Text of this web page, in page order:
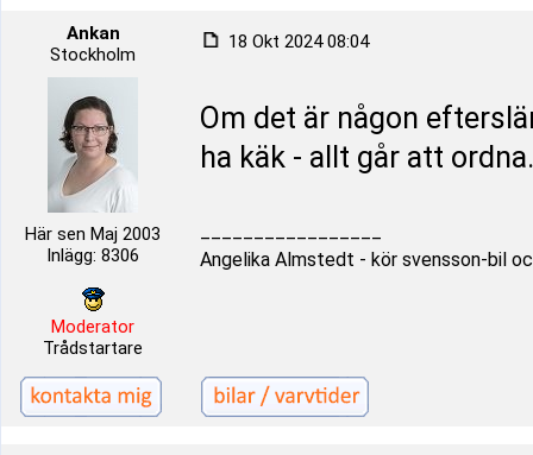
Ankan
Stockholm
Här sen Maj 2003
Inlägg: 8306
Moderator
Trådstartare
18 Okt 2024 08:04
Om det är någon
ha käk - allt går att ordna.
Angelika Almstedt - kör svensson-bil